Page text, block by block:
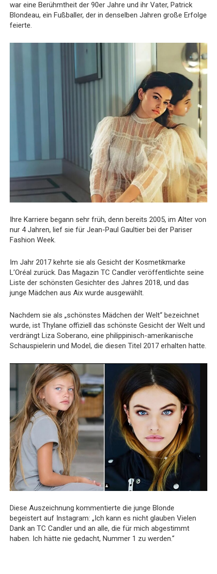
war eine Berühmtheit der 90er Jahre und ihr Vater, Patrick
Blondeau, ein Fußballer, der in denselben Jahren große Erfolge
feierte.
Ihre Karriere begann sehr früh, denn bereits 2005, im Alter von
nur 4 Jahren, lief sie für Jean-Paul Gaultier bei der Pariser
Fashion Week.
Im Jahr 2017 kehrte sie als Gesicht der Kosmetikmarke
L’Oréal zurück. Das Magazin TC Candler veröffentlichte seine
Liste der schönsten Gesichter des Jahres 2018, und das
junge Mädchen aus Aix wurde ausgewählt.
Nachdem sie als „schönstes Mädchen der Welt“ bezeichnet
wurde, ist Thylane offiziell das schönste Gesicht der Welt und
verdrängt Liza Soberano, eine philippinisch-amerikanische
Schauspielerin und Model, die diesen Titel 2017 erhalten hatte.
Diese Auszeichnung kommentierte die junge Blonde
begeistert auf Instagram: „Ich kann es nicht glauben Vielen
Dank an TC Candler und an alle, die für mich abgestimmt
haben. Ich hätte nie gedacht, Nummer 1 zu werden.“